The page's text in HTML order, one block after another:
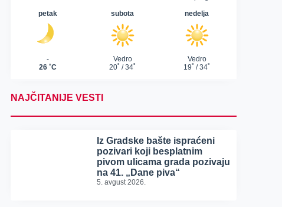
NAJČITANIJE VESTI
Iz Gradske bašte ispraćeni
pozivari koji besplatnim
pivom ulicama grada pozivaju
na 41. „Dane piva“
5. avgust 2026.